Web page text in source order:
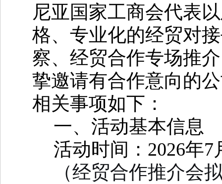
尼亚国家工商会代表
格、专业化的经贸对
察、经贸合作专场推
挚邀请有合作意向的
相关事项如下 ：
一、活动基本信息
活动时间： 2026年7
（经贸合作推介会